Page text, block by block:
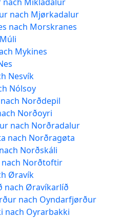
nach Mjørkadalur
nach Morskranes
Mykines
Nesvík
Nólsoy
Norðdepil
Norðoyri
nach Norðradalur
nach Norðragøta
Norðskáli
Norðtoftir
Øravík
nach Øravíkarlíð
nach Oyndarfjørður
nach Oyrarbakki